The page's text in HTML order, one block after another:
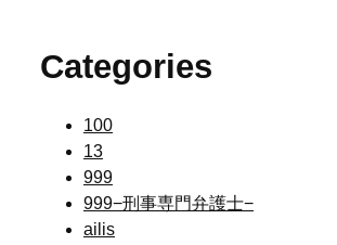
Categories
100
13
999
999−刑事専門弁護士−
ailis